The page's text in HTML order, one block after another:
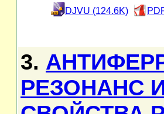
DJVU (124.6K)
3.
РЕЗОНАНС